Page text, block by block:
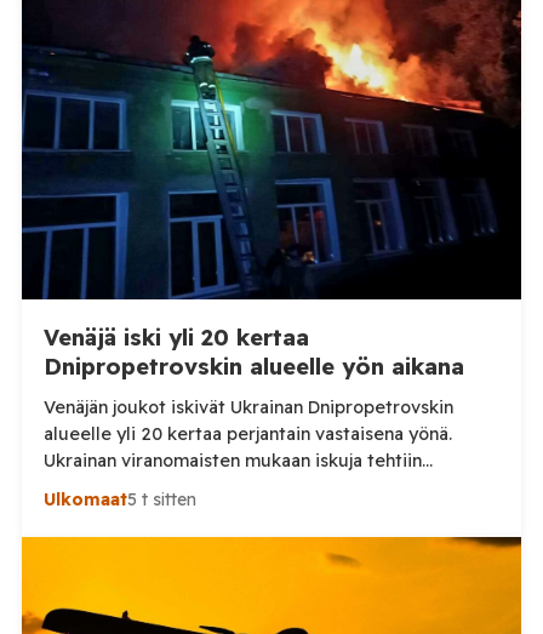
Venäjä iski yli 20 kertaa
Dnipropetrovskin alueelle yön aikana
Venäjän joukot iskivät Ukrainan Dnipropetrovskin
alueelle yli 20 kertaa perjantain vastaisena yönä.
Ukrainan viranomaisten mukaan iskuja tehtiin
drooneilla ja tykistöllä viidelle eri alueelle.
alueellisen sotilashallinnon johtaja Oleksandr Hanzha
kertoi perjantaiaamuna 7. elokuuta julkaisemassaan
hyökkäsivät yön aikana yli 20 kertaa viidelle alueelle.
Ulkomaat5 t sitten